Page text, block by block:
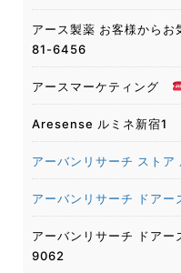
アース製薬 お客様から
81-6456
アースマーケティング
Aresense ルミネ新宿1
アーバンリサーチ ストア
アーバンリサーチ ドアー
アーバンリサーチ ドア
9062